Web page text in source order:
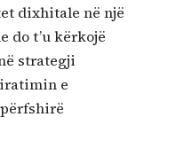
dixhitale në një
do t’u kërkojë
strategji
e